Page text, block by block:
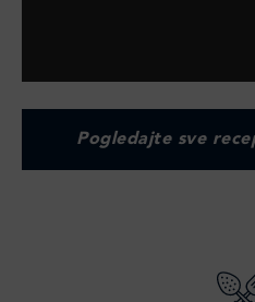
Pogledajte sve